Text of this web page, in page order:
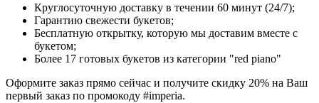
Круглосуточную доставку в течении 60 минут (24/7);
Гарантию свежести букетов;
Бесплатную открытку, которую мы доставим вместе с
букетом;
Более 17 готовых букетов из категории "red piano"
Оформите заказ прямо сейчас и получите скидку 20% на Ваш
первый заказ по промокоду #imperia.